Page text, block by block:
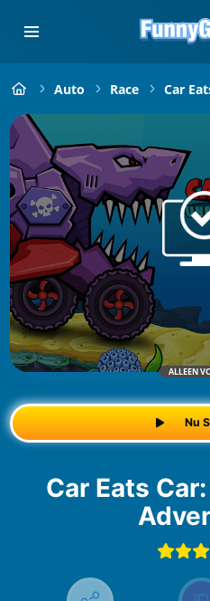
Auto Race Car
ALLEEN
Nu
Car Eats Car: Underwater